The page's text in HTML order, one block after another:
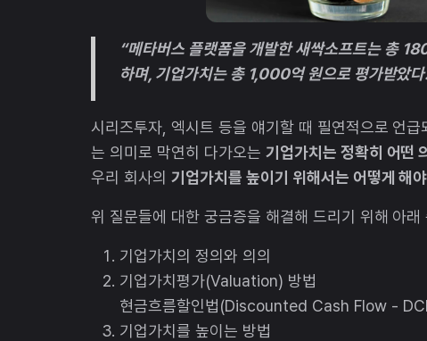
“메타버스 플랫폼을 개발한 새싹소프트는 총
하며, 기업가치는 총 1,000억 원으로 평가받았
시리즈투자, 엑시트 등을 얘기할 때 필연적으로 언
는 의미로 막연히 다가오는 기업가치는 정확히 어떤
우리 회사의 기업가치를 높이기 위해서는 어떻게 해
위 질문들에 대한 궁금증을 해결해 드리기 위해 아
기업가치의 정의와 의의
기업가치평가(Valuation) 방법
현금흐름할인법(Discounted Cash Flow -
기업가치를 높이는 방법